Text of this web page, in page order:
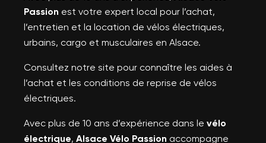
Passion est votre expert local pour l’achat,
l’entretien et la location de vélos électriques,
urbains, cargo et musculaires en Alsace.
Consultez notre site pour connaître les aides à
l’achat et les conditions de reprise de vélos
électriques.
Avec plus de 10 ans d’expérience dans le vélo
électrique, Alsace Vélo Passion accompagne